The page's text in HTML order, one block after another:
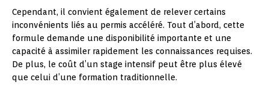
Cependant, il convient également de relever certains
inconvénients liés au permis accéléré. Tout d’abord, cette
formule demande une disponibilité importante et une
capacité à assimiler rapidement les connaissances requises.
De plus, le coût d’un stage intensif peut être plus élevé
que celui d’une formation traditionnelle.